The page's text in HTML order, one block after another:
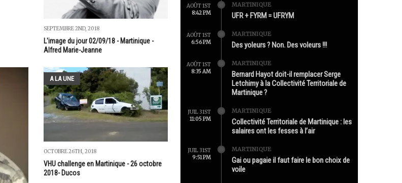
SEPTEMBRE 2ND, 2018
L'image du jour 02/09/18 - Martinique -
Alfred Marie-Jeanne
A LA UNE
OCTOBRE 26TH, 2018
VHU challenge en Martinique - 26 octobre
2018- Ducos
AOÛT 1ST
8:42 PM
MARTINIQUE
UFR + FYRM = UFRYM
AOÛT 1ST
6:56 PM
MARTINIQUE
Des yoleurs ? Non. Des voleurs !!!
AOÛT 1ST
8:35 AM
MARTINIQUE
Bernard Hayot doit-il remplacer Serge
Letchimy à la Collectivité Territoriale de
Martinique ?
JUIL 31ST
11:05 PM
MARTINIQUE
Collectivité Territoriale de Martinique : les
salaires ont les fesses à l’air
JUIL 31ST
9:51 PM
MARTINIQUE
Gai ou pagaie il faut faire le bon choix de
voile